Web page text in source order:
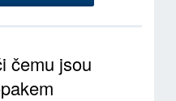
čemu jsou